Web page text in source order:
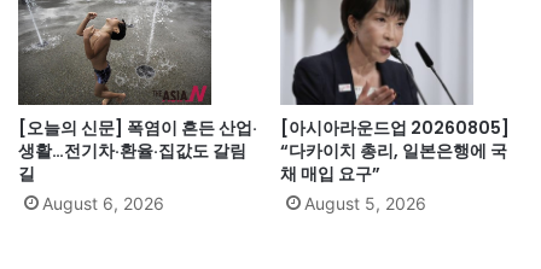
[오늘의 신문] 폭염이 흔든 산업·
생활…전기차·환율·집값도 갈림
길
August 6, 2026
[아시아라운드업 20260805]
“다카이치 총리, 일본은행에 국
채 매입 요구”
August 5, 2026